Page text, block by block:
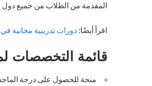
المقدمة من الطلاب من جميع دول
اقرأ أيضًا: دورات تدريبية مجانية في
قائمة التخصصات
منحة للحصول على درجة